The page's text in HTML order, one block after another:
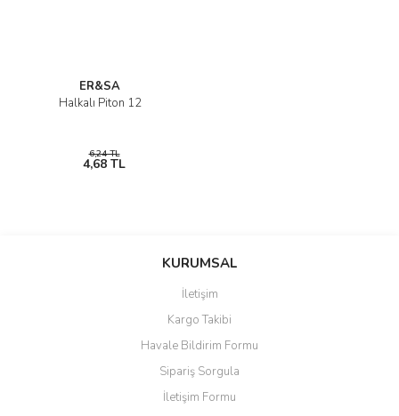
ER&SA
Halkalı Piton 12
6,24 TL
4,68 TL
KURUMSAL
İletişim
Kargo Takibi
Havale Bildirim Formu
Sipariş Sorgula
İletişim Formu